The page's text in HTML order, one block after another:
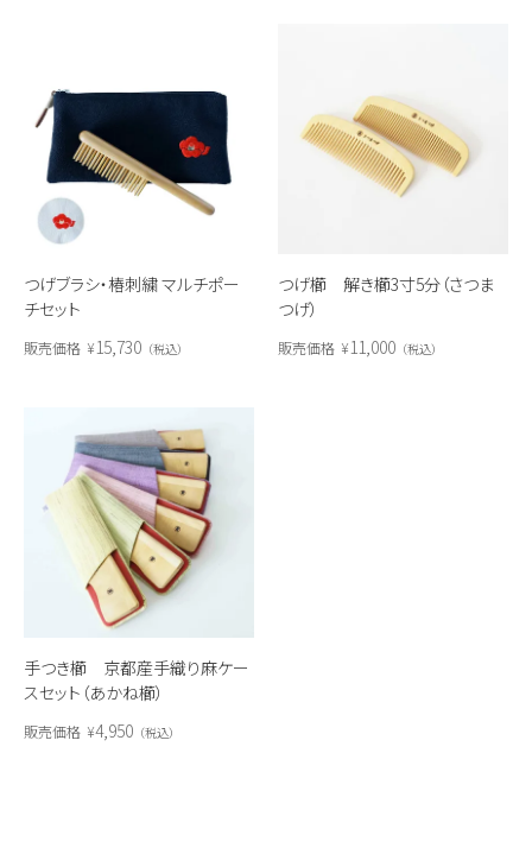
つげブラシ・椿刺繍 マルチポー
チセット
販売価格 ¥15,730 税込
つげ櫛 解き櫛3寸5分（さつま
つげ）
販売価格 ¥11,000 税込
手つき櫛 京都産手織り麻ケー
スセット（あかね櫛）
販売価格 ¥4,950 税込